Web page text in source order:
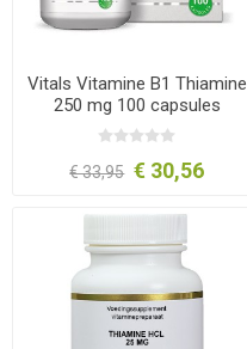
Vitals Vitamine B1 Thiamine
250 mg 100 capsules
€ 33,95 € 30,56